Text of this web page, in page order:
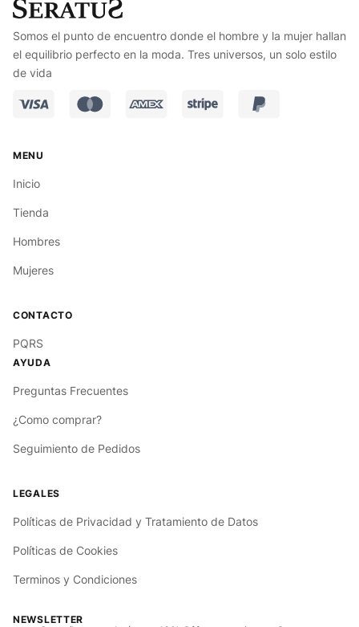
Somos el punto de encuentro donde el hombre y la mujer hallan
el equilibrio perfecto en la moda. Tres universos, un solo estilo
de vida
Inicio
Tienda
Hombres
Mujeres
PQRS
Preguntas Frecuentes
¿Como comprar?
Seguimiento de Pedidos
Políticas de Privacidad y Tratamiento de Datos
Políticas de Cookies
Terminos y Condiciones
NEWSLETTER